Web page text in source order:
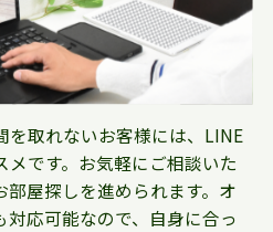
を取れないお客様には、LINE
です。お気軽にご相談いた
屋探しを進められます。オ
応可能なので、自身に合っ